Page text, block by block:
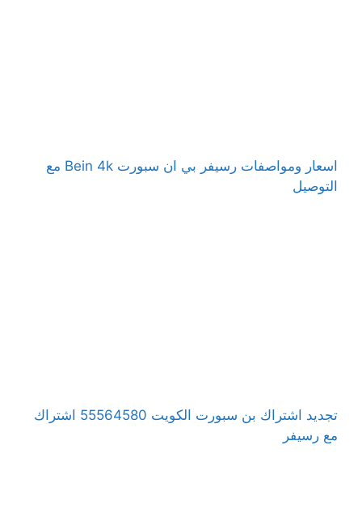
اسعار ومواصفات رسيفر بي ان سبورت Bein 4k مع
التوصيل
تجديد اشتراك بن سبورت الكويت 55564580 اشتراك
مع رسيفر